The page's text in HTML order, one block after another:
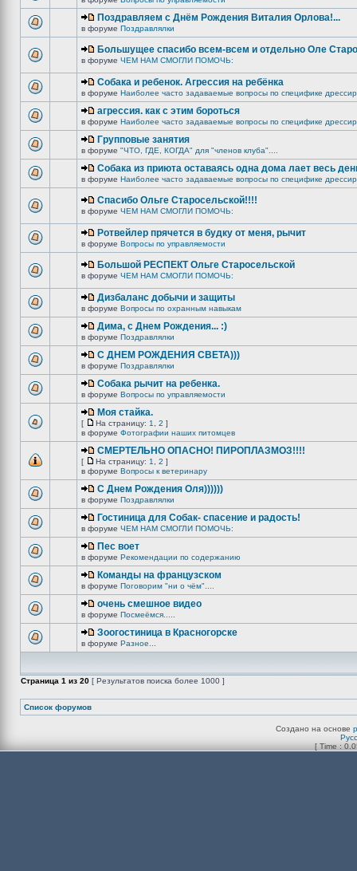
Поздравляем с Днём Рождения Виталия Орлова!...
в форуме Поздравлялки
Большущее спасибо всем-всем и отдельно Оле
в форуме ЧЕМ НАМ СМОГЛИ ПОМОЧЬ:
Собака и ребенок. Агрессия на ребёнка
в форуме Наиболее часто задаваемые вопросы по специфике
агрессия. как с этим бороться
в форуме Наиболее часто задаваемые вопросы по специфике
Групповые занятия
в форуме "ЧТО, ГДЕ, КОГДА" для "членов клуба"....
Собака из приюта оставаясь одна дома лает весь
в форуме Наиболее часто задаваемые вопросы по специфике
Спасибо Ольге Старосельской!!!!
в форуме ЧЕМ НАМ СМОГЛИ ПОМОЧЬ:
Ротвейлер прячется в будку от меня, рычит
в форуме Вопросы по управляемости
Большой РЕСПЕКТ Ольге Старосельской
в форуме ЧЕМ НАМ СМОГЛИ ПОМОЧЬ:
Дизбаланс добычи и защиты
в форуме Вопросы по охранным навыкам
Дима, с Днем Рождения... :)
в форуме Поздравлялки
C ДНЕМ РОЖДЕНИЯ СВЕТА)))
в форуме Поздравлялки
Собака рычит на ребенка.
в форуме Вопросы по управляемости
Моя стайка.
[ На страницу: 1 2 ]
в форуме Фотографии наших питомцев
СМЕРТЕЛЬНО ОПАСНО! ПИРОПЛАЗМОЗ!!!!
[ На страницу: 1 2 ]
в форуме Вопросы к ветеринару
С Днем Рождения Оля))))))
в форуме Поздравлялки
Гостиница для Собак- спасение и радость!
в форуме ЧЕМ НАМ СМОГЛИ ПОМОЧЬ:
Пес воет
в форуме Рекомендации по содержанию
Команды на французском
в форуме Поговорим "ни о чём"....
очень смешное видео
в форуме Посмеёмся.....
Зоогостиница в Красногорске
в форуме Разное...
Страница 1 из 20 [ Результатов поиска более 1000 ]
Список форумов
Создано на основе
[ Time :